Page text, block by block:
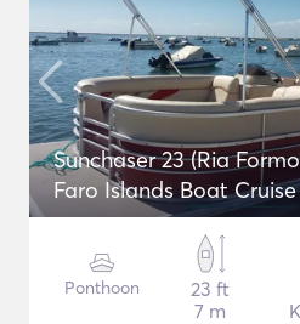
Sunchaser 23 (Ria
Faro Islands Boat
Ponthoon
23 ft
7 m